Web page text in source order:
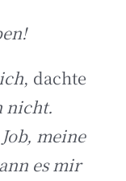
, dachte
nicht.
meine
es mir